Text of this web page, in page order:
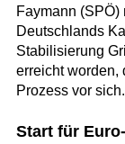
Faymann (SPÖ)
Deutschlands
Stabilisierung
erreicht worden,
Prozess vor sich.
Start für